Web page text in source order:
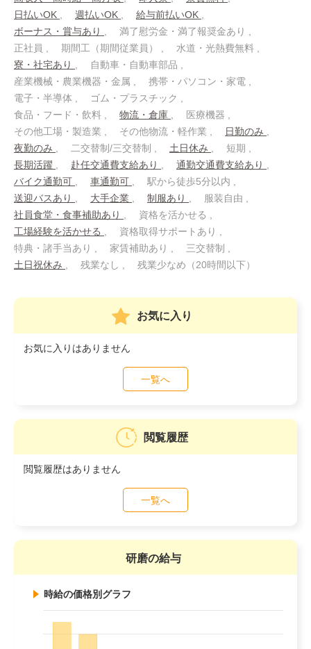
日払いOK
週払いOK
給与前払いOK
ボーナス・賞与あり
満了慰労金・満了報奨金あり
正社員
期間工（期間従業員）
水道・光熱費無料
寮・社宅あり
自動車・自動車部品
産業機械・農業機器・金属
携帯・パソコン・家電
電子・半導体
ゴム・プラスチック
食品・フード・飲料
物流・倉庫
医療機器
その他工場・製造業
その他物流・軽作業
日勤のみ
夜勤のみ
二交替制/三交替制 土日休み
短期
長期活躍
赴任交通費支給あり
通勤交通費支給あり
バイク通勤可
車通勤可
駅から徒歩5分以内
送迎バスあり
大手企業 制服あり
服装自由
社員食堂・食事補助あり
資格を活かせる
工場経験を活かせる
資格取得サポートあり
特典・諸手当あり
家賃補助あり
三交替制
土日祝休み
残業なし 残業少なめ（20時間以下）
お気に入り
お気に入りはありません
一覧へ
閲覧履歴
閲覧履歴はありません
一覧へ
研磨の給与
時給の価格別グラフ